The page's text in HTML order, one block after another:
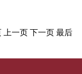
上一页下一页最后